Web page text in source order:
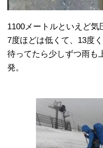
1100メートルといえど
7度ほどは低くて、13度
待ってたら少しずつ雨も
発。